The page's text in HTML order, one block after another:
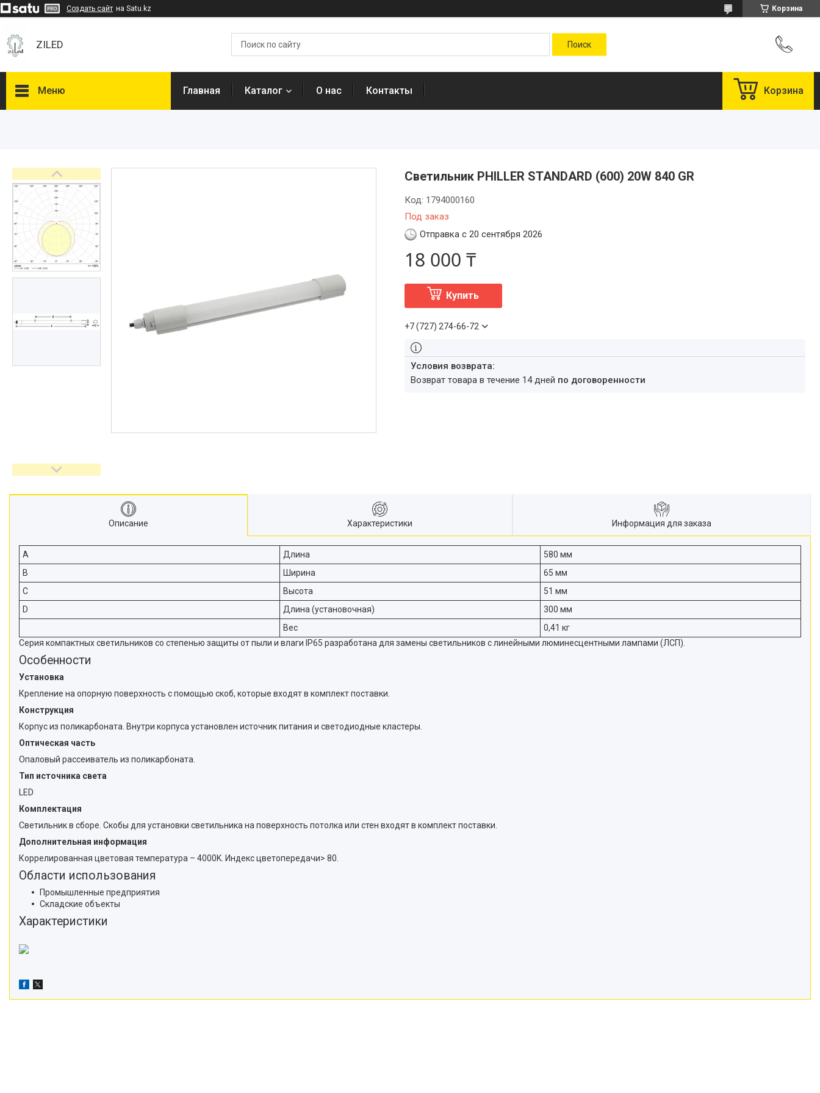
Создать сайт на Satu.kz Корзина
ZILED
Меню
ФАРЛАЙТ
АСТЗ
NLCO
INNOLUX
О нас
Отзывы
Главная Каталог О нас Контакты Корзина
Светильник PHILLER STANDARD (600) 20W 840 GR
Под заказ
Код: 1794000160
Отправка с 20 сентября 2026
18 000 ₸
Купить
+7 (727) 274-66-72
возврат товара в течение 14 дней по договоренности
Описание Характеристики Информация для заказа
A Длина
580 мм
B
Ширина
65 мм
C
Высота
51 мм
D
Длина (установочная)
300 мм
Вес
0,41 кг
Серия компактных светильников со степенью защиты от пыли и влаги IP65 разработана для замены светильников с линейными люминесцентными лампами (ЛСП).
Особенности
Установка
Крепление на опорную поверхность с помощью скоб, которые входят в комплект поставки.
Конструкция
Корпус из поликарбоната. Внутри корпуса установлен источник питания и светодиодные кластеры.
Оптическая часть
Опаловый рассеиватель из поликарбоната.
Тип источника света
LED
Комплектация
Светильник в сборе. Скобы для установки светильника на поверхность потолка или стен входят в комплект поставки.
Дополнительная информация
Коррелированная цветовая температура – 4000K. Индекс цветопередачи> 80.
Области использования
Промышленные предприятия
Складские объекты
Характеристики